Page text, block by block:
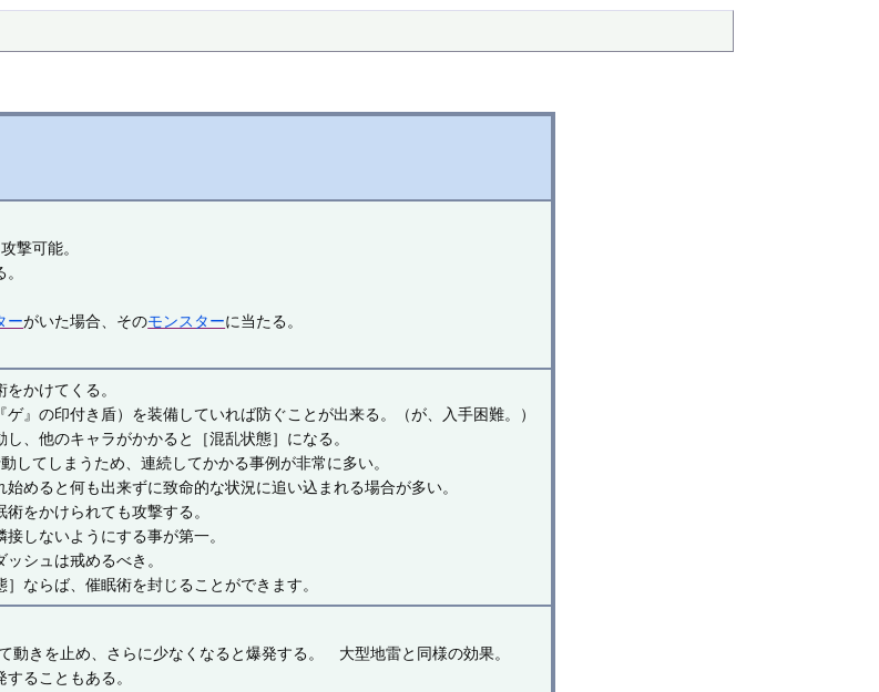
撃可能。
ーがいた場合、そのモンスターに当たる。
かけてくる。
ゲ』の印付き盾）を装備していれば防ぐことが出来る。（が、入手困難。）
し、他のキャラがかかると［混乱状態］になる。
してしまうため、連続してかかる事例が非常に多い。
始めると何も出来ずに致命的な状況に追い込まれる場合が多い。
をかけられても攻撃する。
しないようにする事が第一。
シュは戒めるべき。
］ならば、催眠術を封じることができます。
動きを止め、さらに少なくなると爆発する。 大型地雷と同様の効果。
ることもある。